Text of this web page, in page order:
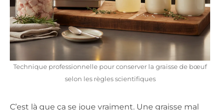
Technique professionnelle pour conserver la graisse de bœuf
selon les règles scientifiques
C’est là que ça se joue vraiment. Une graisse mal